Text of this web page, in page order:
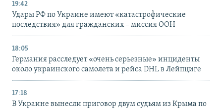
19:42
Удары РФ по Украине имеют «катастрофические
последствия» для гражданских – миссия ООН
18:05
Германия расследует «очень серьезные» инциденты
около украинского самолета и рейса DHL в Лейпциге
17:18
В Украине вынесли приговор двум судьям из Крыма по